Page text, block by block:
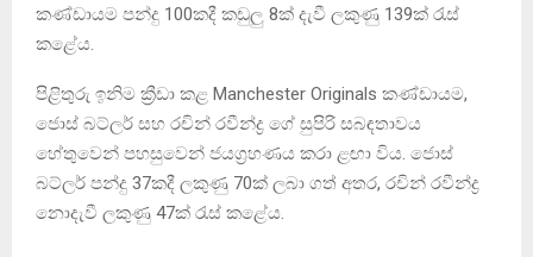
කණ්ඩායම පන්දු 100කදී කඩුලු 8ක් දැවී ලකුණු 139ක් රැස්
කළේය.
පිළිතුරු ඉනිම ක්‍රීඩා කළ Manchester Originals කණ්ඩායම,
ජොස් බට්ලර් සහ රචින් රවීන්ද්‍ර ගේ සුපිරි සබඳතාවය
හේතුවෙන් පහසුවෙන් ජයග්‍රහණය කරා ළඟා විය. ජොස්
බට්ලර් පන්දු 37කදී ලකුණු 70ක් ලබා ගත් අතර, රචින් රවීන්ද්‍ර
නොදැවී ලකුණු 47ක් රැස් කළේය.